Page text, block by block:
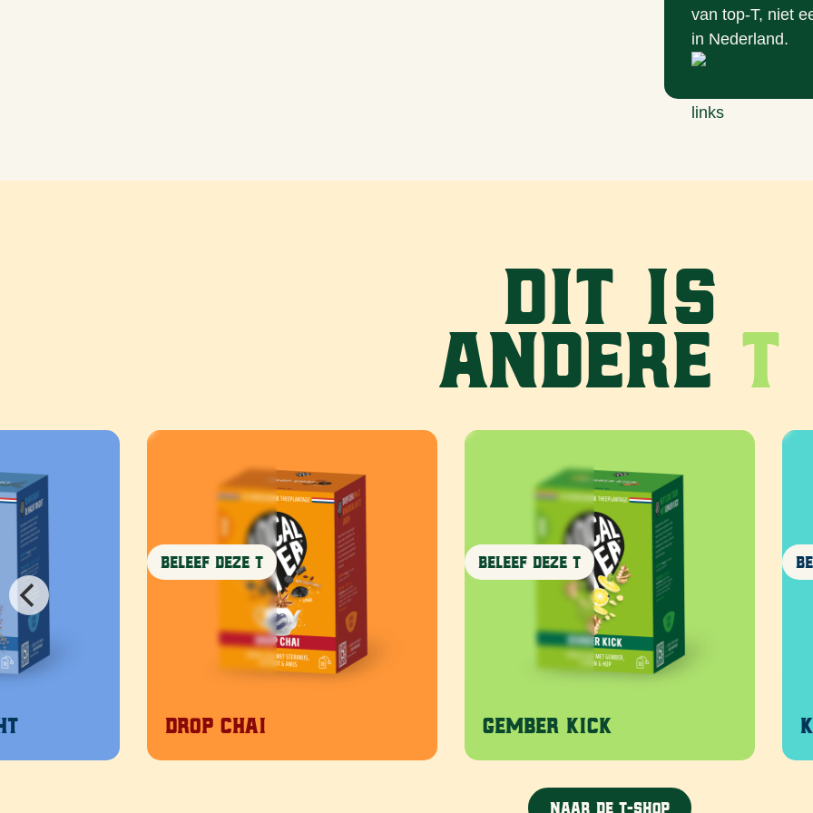
van top-T, niet
in Nederland.
Dit is
andere T
Beleef deze T
Drop Chai
Beleef deze T
Gember Kick
Beleef deze T
Koppie
Naar de T-shop